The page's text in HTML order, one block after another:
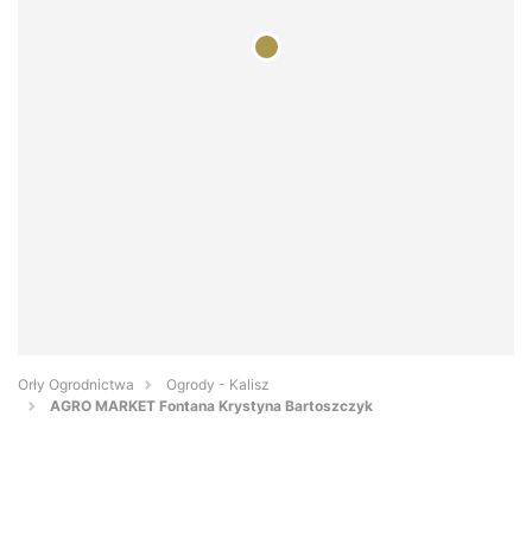
Orły Ogrodnictwa
Ogrody - Kalisz
AGRO MARKET Fontana Krystyna Bartoszczyk